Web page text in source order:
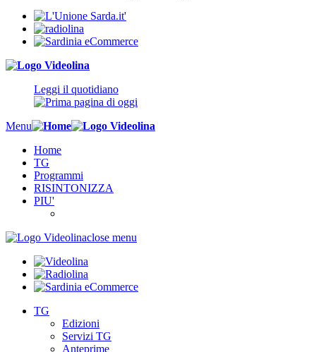
Leggi il quotidiano
Menu
Home
TG
Programmi
RISINTONIZZA
PIU'
close menu
TG
Edizioni
Servizi TG
Anteprime